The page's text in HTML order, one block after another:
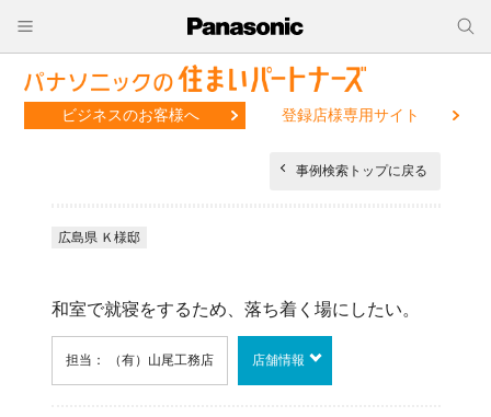
ビジネスのお客様へ 登録店様専用サイト
事例検索トップに戻る
広島県 Ｋ様邸
和室で就寝をするため、落ち着く場にしたい。
担当： （有）山尾工務店 店舗情報